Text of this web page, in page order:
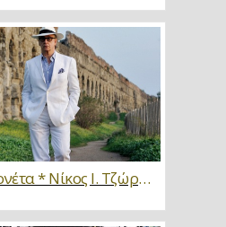
Τέσσερα σονέτα * Νίκος Ι. Τζώρτζης